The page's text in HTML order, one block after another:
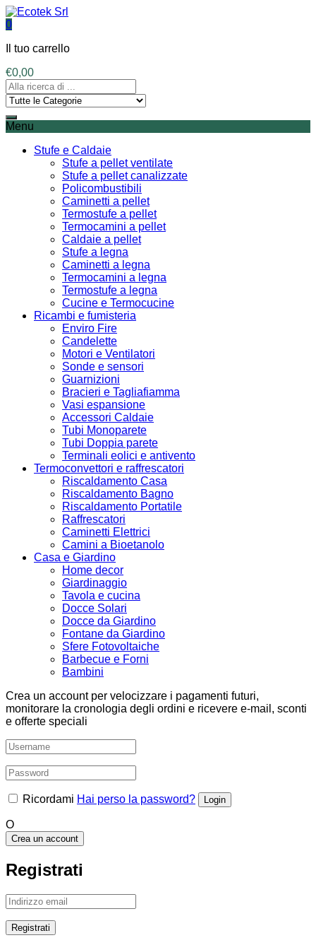
0
Il tuo carrello
€0,00
Menu
Stufe e Caldaie
Stufe a pellet ventilate
Stufe a pellet canalizzate
Policombustibili
Caminetti a pellet
Termostufe a pellet
Termocamini a pellet
Caldaie a pellet
Stufe a legna
Caminetti a legna
Termocamini a legna
Termostufe a legna
Cucine e Termocucine
Ricambi e fumisteria
Enviro Fire
Candelette
Motori e Ventilatori
Sonde e sensori
Guarnizioni
Bracieri e Tagliafiamma
Vasi espansione
Accessori Caldaie
Tubi Monoparete
Tubi Doppia parete
Terminali eolici e antivento
Termoconvettori e raffrescatori
Riscaldamento Casa
Riscaldamento Bagno
Riscaldamento Portatile
Raffrescatori
Caminetti Elettrici
Camini a Bioetanolo
Casa e Giardino
Home decor
Giardinaggio
Tavola e cucina
Docce Solari
Docce da Giardino
Fontane da Giardino
Sfere Fotovoltaiche
Barbecue e Forni
Bambini
Crea un account per velocizzare i pagamenti futuri,
monitorare la cronologia degli ordini e ricevere e-mail, sconti
e offerte speciali
Ricordami Hai perso la password?
O
Crea un account
Registrati